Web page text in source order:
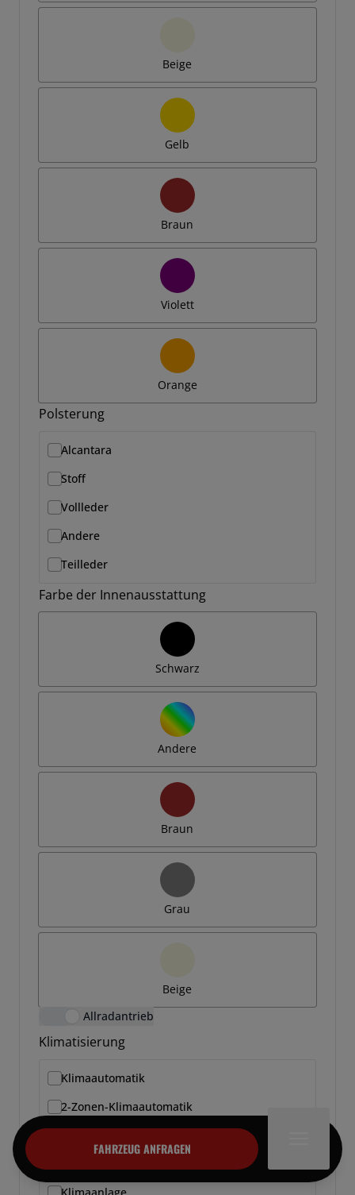
FAHRZEUG ANFRAGEN
Beige
Gelb
Braun
Violett
Orange
Polsterung
Alcantara
Stoff
Vollleder
Andere
Teilleder
Farbe der Innenausstattung
Schwarz
Andere
Braun
Grau
Beige
Allradantrieb
Klimatisierung
Klimaautomatik
2-Zonen-Klimaautomatik